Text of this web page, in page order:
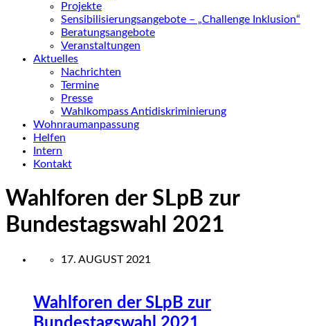
Projekte
Sensibilisierungsangebote – „Challenge Inklusion“
Beratungsangebote
Veranstaltungen
Aktuelles
Nachrichten
Termine
Presse
Wahlkompass Antidiskriminierung
Wohnraumanpassung
Helfen
Intern
Kontakt
Wahlforen der SLpB zur
Bundestagswahl 2021
17. AUGUST 2021
Wahlforen der SLpB zur